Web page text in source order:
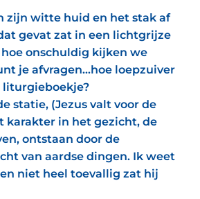
zijn witte huid en het stak af
gevat zat in een lichtgrijze
onschuldig kijken we
je afvragen...hoe loepzuiver
liturgieboekje?
statie, (Jezus valt voor de
karakter in het gezicht, de
ontstaan door de
van aardse dingen. Ik weet
niet heel toevallig zat hij